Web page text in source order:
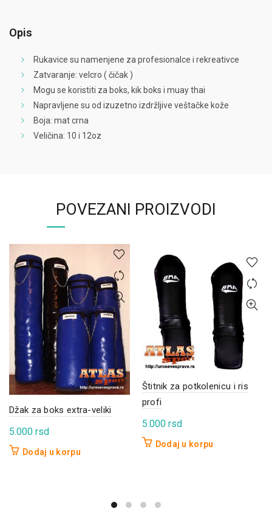
Opis
Rukavice su namenjene za profesionalce i rekreativce
Zatvaranje: velcro ( čičak )
Mogu se koristiti za boks, kik boks i muay thai
Napravljene su od izuzetno izdržljive veštačke kože
Boja: mat crna
Veličina: 10 i 12oz
POVEZANI PROIZVODI
Džak za boks extra-veliki
5.000 rsd
Dodaj u korpu
Štitnik za potkolenicu i ris
profi
5.000 rsd
Dodaj u korpu